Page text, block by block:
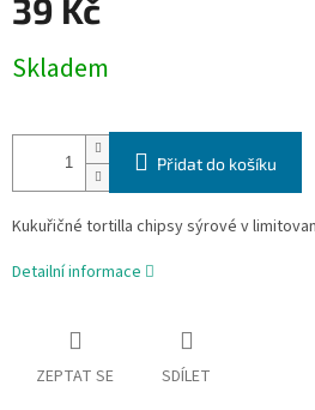
39 Kč
cena:
Skladem
Přidat do košíku
Kukuřičné tortilla chipsy sýrové v
Detailní informace
ZEPTAT SE SDÍLET